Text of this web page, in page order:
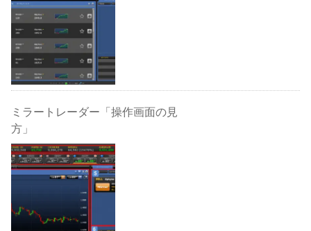
ミラートレーダー「操作画面の見
方」